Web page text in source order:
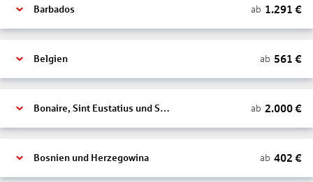
Barbados ab 1.291 €
Belgien ab 561 €
Bonaire, Sint Eustatius und Saba ab 2.000€
Bosnien und Herzegowina ab 402 €